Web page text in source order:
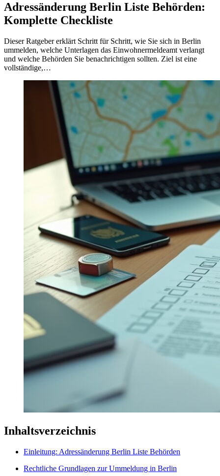
Adressänderung Berlin Liste Behörden:
Komplette Checkliste
Dieser Ratgeber erklärt Schritt für Schritt, wie Sie sich in Berlin
ummelden, welche Unterlagen das Einwohnermeldeamt verlangt
und welche Behörden Sie benachrichtigen sollten. Ziel ist eine
vollständige,…
Inhaltsverzeichnis
Einleitung: Adressänderung Berlin Liste Behörden
Rechtliche Grundlagen zur Ummeldung in Berlin